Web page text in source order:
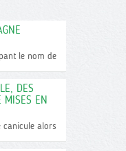
le nom de
DES
MISES EN
canicule alors